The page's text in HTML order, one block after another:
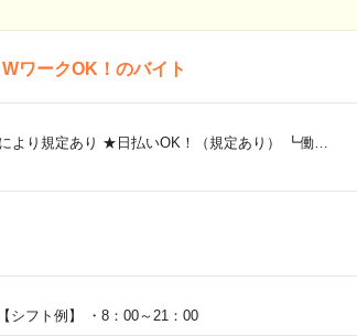
ワークOK！のバイト
より規定あり ★日払いOK！（規定あり） ┗働…
シフト例】 ・8：00～21：00